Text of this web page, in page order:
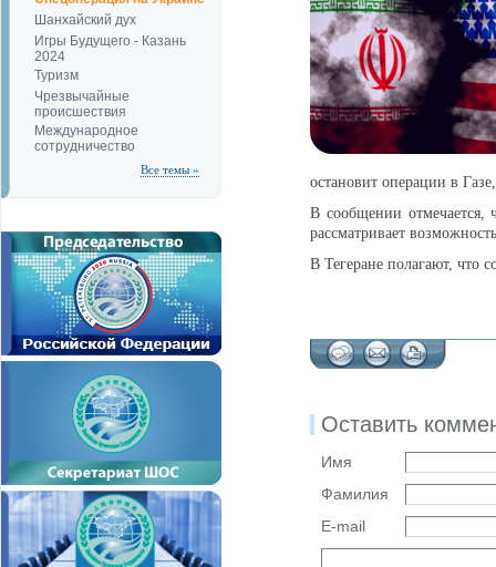
Шанхайский дух
Игры Будущего - Казань
2024
Туризм
Чрезвычайные
происшествия
Международное
сотрудничество
Все темы »
остановит операции в
В сообщении отмечается,
рассматривает
В Тегеране полагают, что
Оставить
Имя
Фамилия
E-mail